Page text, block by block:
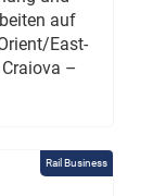
auf
East-
–
Rail Business